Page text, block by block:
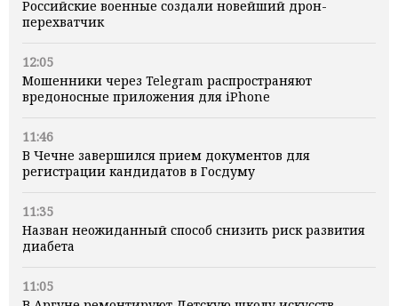
Российские военные создали новейший дрон-
перехватчик
12:05
Мошенники через Telegram распространяют
вредоносные приложения для iPhone
11:46
В Чечне завершился прием документов для
регистрации кандидатов в Госдуму
11:35
Назван неожиданный способ снизить риск развития
диабета
11:05